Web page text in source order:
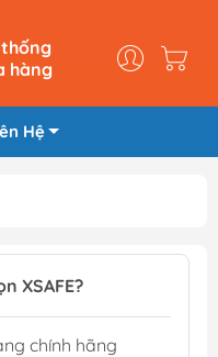
hàng
Hệ
XSAFE?
chính hãng